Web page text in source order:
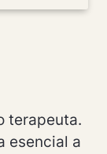
terapeuta.
esencial a